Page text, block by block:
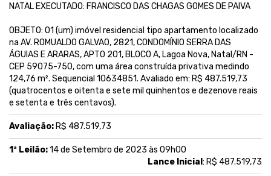
NATAL EXECUTADO: FRANCISCO DAS CHAGAS GOMES DE PAIVA
OBJETO: 01 (um) imóvel residencial tipo apartamento localizado
na AV. ROMUALDO GALVAO, 2821, CONDOMÍNIO SERRA DAS
ÁGUIAS E ARARAS, APTO 201, BLOCO A, Lagoa Nova, Natal/RN -
CEP 59075-750, com uma área construída privativa medindo
124,76 m². Sequencial 10634851. Avaliado em: R$ 487.519,73
(quatrocentos e oitenta e sete mil quinhentos e dezenove reais
e setenta e três centavos).
Avaliação: R$ 487.519,73
1ª Leilão:14 de Setembro de 2023 às 09h00
Lance Inicial : R$ 487.519,73